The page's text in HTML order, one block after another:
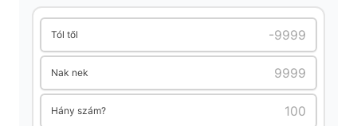
Tól től
Nak nek
Hány szám?